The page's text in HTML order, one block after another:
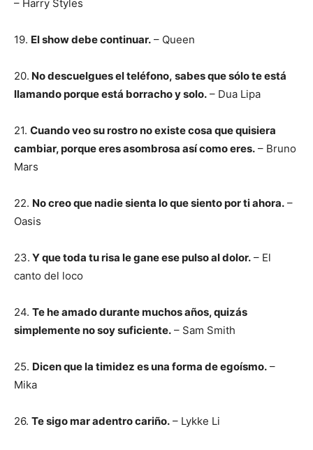
– Harry Styles
19. El show debe continuar. – Queen
20. No descuelgues el teléfono, sabes que sólo te está
llamando porque está borracho y solo. – Dua Lipa
21. Cuando veo su rostro no existe cosa que quisiera
cambiar, porque eres asombrosa así como eres. – Bruno
Mars
22. No creo que nadie sienta lo que siento por ti ahora. –
Oasis
23. Y que toda tu risa le gane ese pulso al dolor. – El
canto del loco
24. Te he amado durante muchos años, quizás
simplemente no soy suficiente. – Sam Smith
25. Dicen que la timidez es una forma de egoísmo. –
Mika
26. Te sigo mar adentro cariño. – Lykke Li